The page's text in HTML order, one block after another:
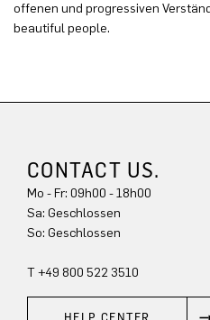
offenen und progressiven
beautiful people.
CONTACT US.
Mo - Fr: 09h00 - 18h00
Sa: Geschlossen
So: Geschlossen
T +49 800 522 3510